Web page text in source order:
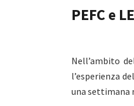
PEFC e
Nell’ambito
l’esperienza
una settimana